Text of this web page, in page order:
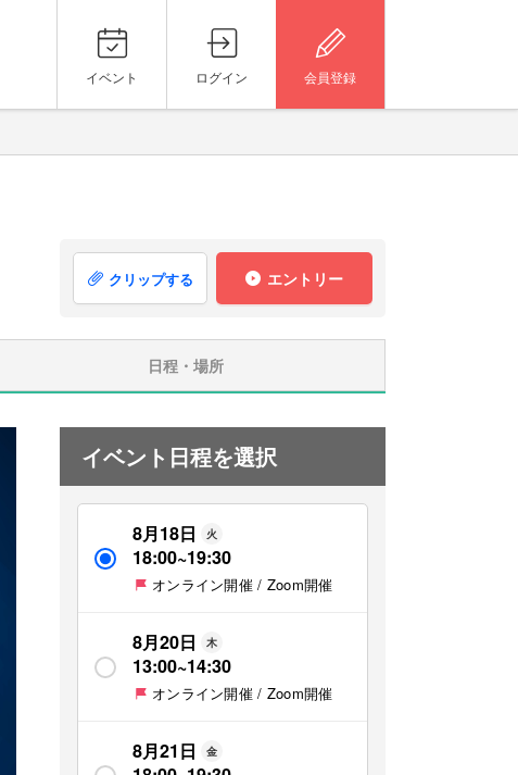
イベント ログイン 会員登録
クリップする エントリー
日程・場所
イベント日程を選択
8月18日 火
18:00~19:30
オンライン開催 / Zoom開催
8月20日 木
13:00~14:30
オンライン開催 / Zoom開催
8月21日 金